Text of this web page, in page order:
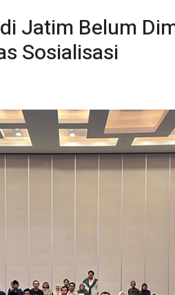
Jatim Belum
Sosialisasi